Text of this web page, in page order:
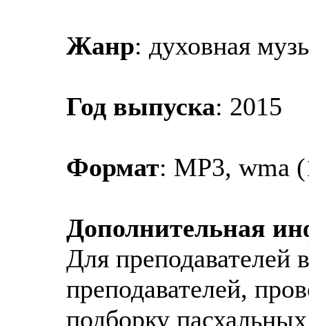
Жанр: духовная
Год выпуска: 2015
Формат: MP3, wma
Дополнительная
Для преподавателей
преподавателей,
подборку